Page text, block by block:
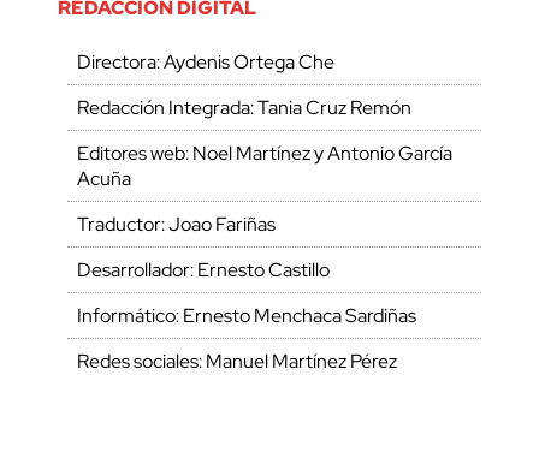
REDACCIÓN DIGITAL
Directora: Aydenis Ortega Che
Redacción Integrada: Tania Cruz Remón
Editores web: Noel Martínez y Antonio García
Acuña
Traductor: Joao Fariñas
Desarrollador: Ernesto Castillo
Informático: Ernesto Menchaca Sardiñas
Redes sociales: Manuel Martínez Pérez